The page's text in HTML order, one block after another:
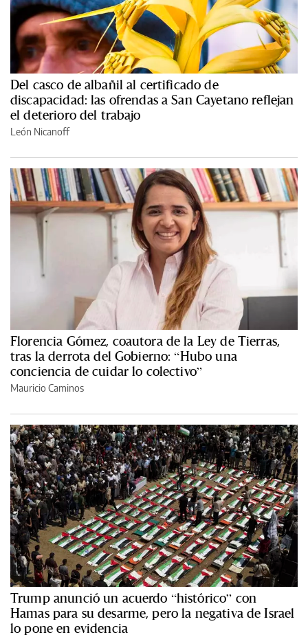
Del casco de albañil al certificado de
discapacidad: las ofrendas a San Cayetano reflejan
el deterioro del trabajo
León Nicanoff
Florencia Gómez, coautora de la Ley de Tierras,
tras la derrota del Gobierno: “Hubo una
conciencia de cuidar lo colectivo”
Mauricio Caminos
Trump anunció un acuerdo “histórico” con
Hamas para su desarme, pero la negativa de Israel
lo pone en evidencia